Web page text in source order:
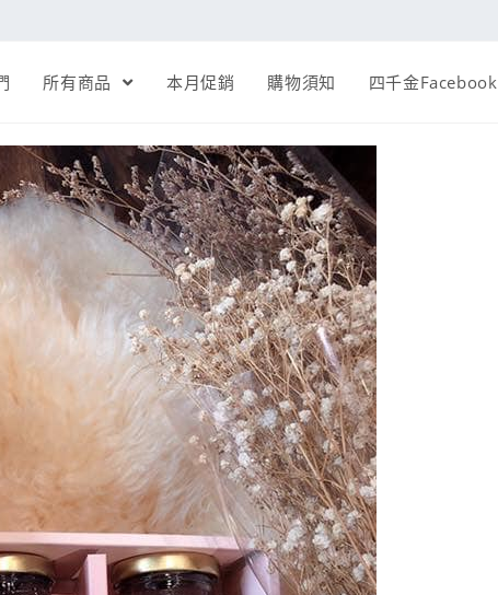
所有商品 本月促銷 購物須知 四千金Facebook